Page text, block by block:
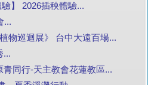
】 2026插秧體驗...
...
物巡迴展》 台中大遠百場...
...
同行-天主教會花蓮教區...